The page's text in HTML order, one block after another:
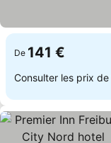
De 141 €
Consulter les prix de